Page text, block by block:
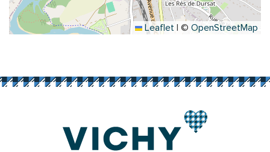
Leaflet | © OpenStreetMap